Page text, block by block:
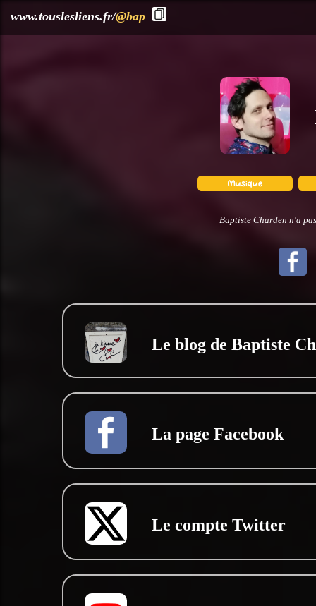
www.touslesliens.fr/@bap
Baptiste Charden n'a
Le blog de Baptiste
La page Facebook
Le compte Twitter